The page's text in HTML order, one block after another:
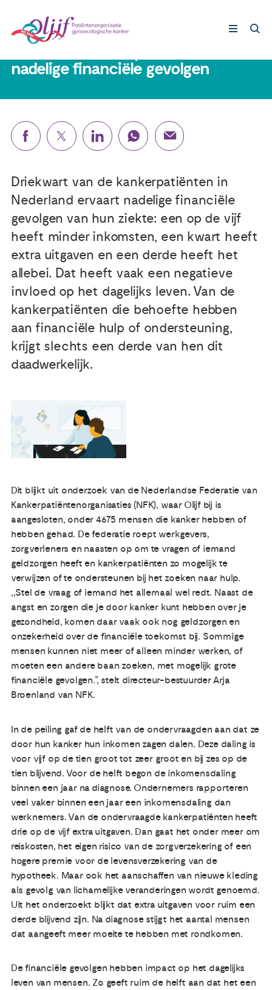
Nieuws
Agenda
Publicaties
Ervaringsdeskundigheid
Over ons
Contact
Lotgenoten
Leven met/na kanker
Steun ons
14 december 2021
nadelige financiële gevolgen
Driekwart van de kankerpatiënten in
Nederland ervaart nadelige financiële
gevolgen van hun ziekte: een op de vijf
heeft minder inkomsten, een kwart heeft
extra uitgaven en een derde heeft het
allebei. Dat heeft vaak een negatieve
invloed op het dagelijks leven. Van de
kankerpatiënten die behoefte hebben
aan financiële hulp of ondersteuning,
krijgt slechts een derde van hen dit
daadwerkelijk.
Dit blijkt uit onderzoek van de Nederlandse Federatie van
Kankerpatiëntenorganisaties (NFK), waar Olijf bij is
aangesloten, onder 4675 mensen die kanker hebben of
hebben gehad. De federatie roept werkgevers,
zorgverleners en naasten op om te vragen of iemand
geldzorgen heeft en kankerpatiënten zo mogelijk te
verwijzen of te ondersteunen bij het zoeken naar hulp.
,,Stel de vraag of iemand het allemaal wel redt. Naast de
angst en zorgen die je door kanker kunt hebben over je
gezondheid, komen daar vaak ook nog geldzorgen en
onzekerheid over de financiële toekomst bij. Sommige
mensen kunnen niet meer of alleen minder werken, of
moeten een andere baan zoeken, met mogelijk grote
financiële gevolgen.”, stelt directeur-bestuurder Arja
Broenland van NFK.
In de peiling gaf de helft van de ondervraagden aan dat ze
door hun kanker hun inkomen zagen dalen. Deze daling is
voor vijf op de tien groot tot zeer groot en bij zes op de
tien blijvend. Voor de helft begon de inkomensdaling
binnen een jaar na diagnose. Ondernemers rapporteren
veel vaker binnen een jaar een inkomensdaling dan
werknemers. Van de ondervraagde kankerpatiënten heeft
drie op de vijf extra uitgaven. Dan gaat het onder meer om
reiskosten, het eigen risico van de zorgverzekering of een
hogere premie voor de levensverzekering van de
hypotheek. Maar ook het aanschaffen van nieuwe kleding
als gevolg van lichamelijke veranderingen wordt genoemd.
Uit het onderzoekt blijkt dat extra uitgaven voor ruim een
derde blijvend zijn. Na diagnose stijgt het aantal mensen
dat aangeeft meer moeite te hebben met rondkomen.
De financiële gevolgen hebben impact op het dagelijks
leven van mensen. Zo geeft ruim de helft aan dat het een